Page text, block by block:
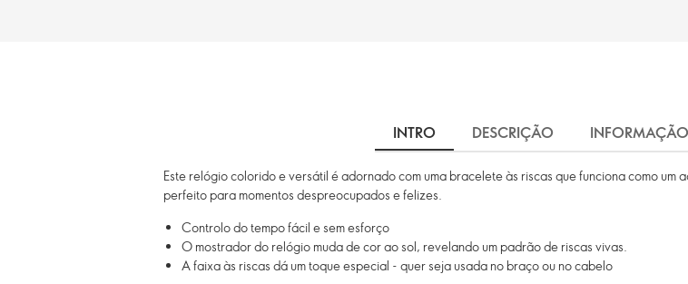
INTRO DESCRIÇÃO INFORMAÇÃO
Este relógio colorido e versátil é adornado com uma bracelete às riscas que funciona como
perfeito para momentos despreocupados e felizes.
Controlo do tempo fácil e sem esforço
O mostrador do relógio muda de cor ao sol, revelando um padrão de riscas vivas.
A faixa às riscas dá um toque especial - quer seja usada no braço ou no cabelo